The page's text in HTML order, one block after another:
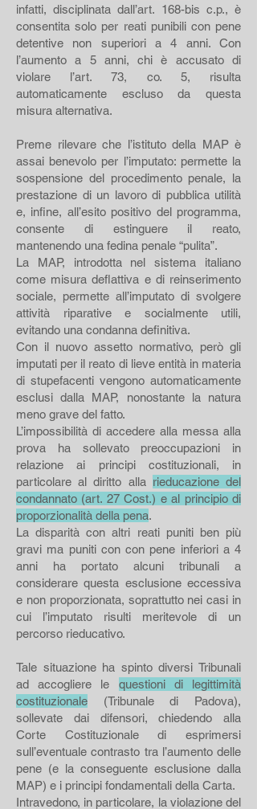
infatti, disciplinata dall’art. 168-bis c.p., è
consentita solo per reati punibili con pene
detentive non superiori a 4 anni. Con
l’aumento a 5 anni, chi è accusato di
violare l’art. 73, co. 5, risulta
automaticamente escluso da questa
misura alternativa.
Preme rilevare che l’istituto della MAP è
assai benevolo per l’imputato: permette la
sospensione del procedimento penale, la
prestazione di un lavoro di pubblica utilità
e, infine, all’esito positivo del programma,
consente di estinguere il reato,
mantenendo una fedina penale “pulita”.
La MAP, introdotta nel sistema italiano
come misura deflattiva e di reinserimento
sociale, permette all’imputato di svolgere
attività riparative e socialmente utili,
evitando una condanna definitiva.
Con il nuovo assetto normativo, però gli
imputati per il reato di lieve entità in materia
di stupefacenti vengono automaticamente
esclusi dalla MAP, nonostante la natura
meno grave del fatto.
L’impossibilità di accedere alla messa alla
prova ha sollevato preoccupazioni in
relazione ai principi costituzionali, in
particolare al diritto alla rieducazione del
condannato (art. 27 Cost.) e al principio di
proporzionalità della pena.
La disparità con altri reati puniti ben più
gravi ma puniti con con pene inferiori a 4
anni ha portato alcuni tribunali a
considerare questa esclusione eccessiva
e non proporzionata, soprattutto nei casi in
cui l’imputato risulti meritevole di un
percorso rieducativo.
Tale situazione ha spinto diversi Tribunali
ad accogliere le questioni di legittimità
costituzionale (Tribunale di Padova),
sollevate dai difensori, chiedendo alla
Corte Costituzionale di esprimersi
sull’eventuale contrasto tra l’aumento delle
pene (e la conseguente esclusione dalla
MAP) e i principi fondamentali della Carta.
Intravedono, in particolare, la violazione del